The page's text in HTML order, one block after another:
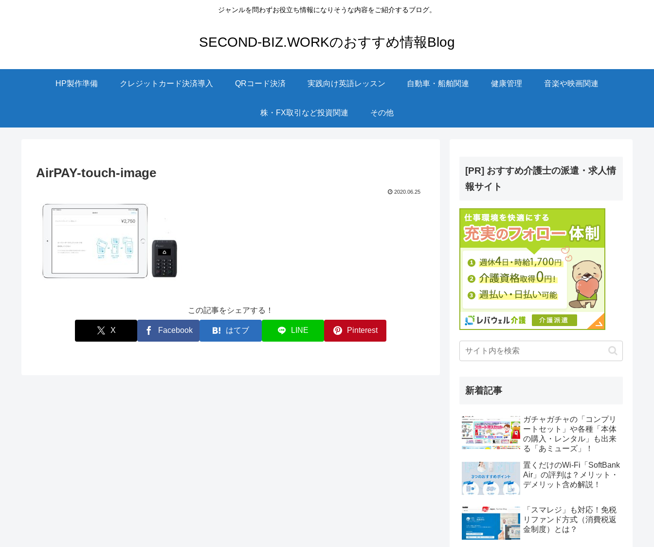
ジャンルを問わずお役立ち情報になりそうな内容をご紹介するブログ。
SECOND-BIZ.WORKのおすすめ情報Blog
HP製作準備 クレジットカード決済導入 QRコード決済 実践向け英語レッスン 自動車・船舶関連 健康管理 音楽や映画関連
株・FX取引など投資関連 その他
AirPAY-touch-image
2020.06.25
この記事をシェアする！
X Facebook はてブ LINE Pinterest
[PR] おすすめ介護士の派遣・求人情
報サイト
新着記事
ガチャガチャの「コンプリ
ートセット」や各種「本体
の購入・レンタル」も出来
る「あミューズ」！
置くだけのWi-Fi「SoftBank
Air」の評判は？メリット・
デメリット含め解説！
「スマレジ」も対応！免税
リファンド方式（消費税返
金制度）とは？